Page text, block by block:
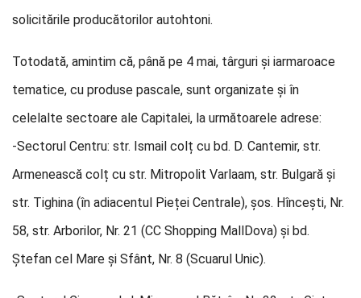
solicitările producătorilor autohtoni.
Totodată, amintim că, până pe 4 mai, târguri și iarmaroace
tematice, cu produse pascale, sunt organizate și în
celelalte sectoare ale Capitalei, la următoarele adrese:
-Sectorul Centru: str. Ismail colț cu bd. D. Cantemir, str.
Armenească colț cu str. Mitropolit Varlaam, str. Bulgară și
str. Tighina (în adiacentul Pieței Centrale), șos. Hîncești, Nr.
58, str. Arborilor, Nr. 21 (CC Shopping MallDova) și bd.
Ștefan cel Mare și Sfânt, Nr. 8 (Scuarul Unic).